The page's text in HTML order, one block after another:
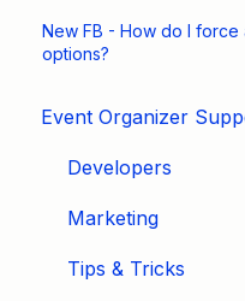
New FB - How do I
options?
Event Organizer
Developers
Marketing
Tips & Tricks